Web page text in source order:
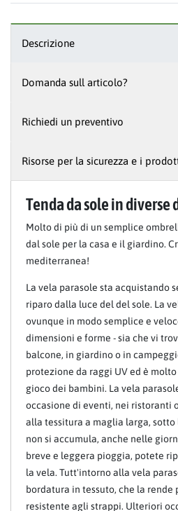
Descrizione
Domanda sull articolo?
Richiedi un preventivo
Risorse per la sicurezza e i
Tenda da sole in
Molto di più di un semplice
dal sole per la casa e il giardino.
mediterranea!
La vela parasole sta acquistando
riparo dalla luce del del sole. La
ovunque in modo semplice e
dimensioni e forme - sia che vi
balcone, in giardino o in
protezione da raggi UV ed è
gioco dei bambini. La vela
occasione di eventi, nei ristoranti
alla tessitura a maglia larga,
non si accumula, anche nelle
breve e leggera pioggia, potete
la vela. Tutt'intorno alla vela
bordatura in tessuto, che la
resistente agli strappi. Ulteriori